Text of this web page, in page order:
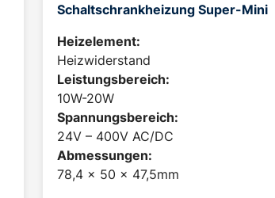
Schaltschrankheizung Super-Mini
Heizelement:
Heizwiderstand
Leistungsbereich:
10W-20W
Spannungsbereich:
24V – 400V AC/DC
Abmessungen:
78,4 x 50 x 47,5mm